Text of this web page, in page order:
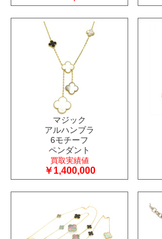
マジック
アルハンブラ
6モチーフ
ペンダント
買取実績値
￥1,400,000